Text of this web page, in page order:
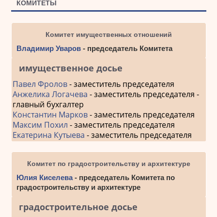
КОМИТЕТЫ
Комитет имущественных отношений
Владимир Уваров- председатель Комитета
имущественное досье
Павел Фролов- заместитель председателя
Анжелика Логачева - заместитель председателя -
главный бухгалтер
Константин Марков- заместитель председателя
Максим Похил - заместитель председателя
Екатерина Кутыева - заместитель председателя
Комитет по градостроительству и архитектуре
Юлия Киселева- председатель Комитета по
градостроительству и архитектуре
градостроительное досье